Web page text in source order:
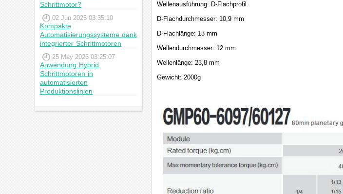
Schrittmotor?
02 Jun 2026 03:35:10
Kompakte
Automatisierungssysteme dank
integrierter Schrittmotoren
25 May 2026 03:25:07
Anwendung Hybrid
Schrittmotoren in
automatisierten
Produktionslinien
Wellenausführung: D-Flachprofil
D-Flachdurchmesser: 10,9 mm
D-Flachlänge: 13 mm
Wellendurchmesser: 12 mm
Wellenlänge: 23,8 mm
Gewicht: 2000g